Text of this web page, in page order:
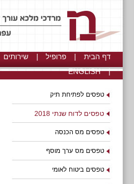
דף הבית פרופיל | שירותים |
ENGLISH
|
טפסים לפתיחת תיק
טפסים לדוח שנתי 2018
טפסים מס הכנסה
טפסים מס ערך מוסף
טפסים ביטוח לאומי